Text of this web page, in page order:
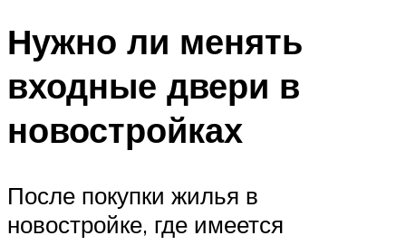
Нужно ли менять
входные двери в
новостройках
После покупки жилья в
новостройке, где имеется